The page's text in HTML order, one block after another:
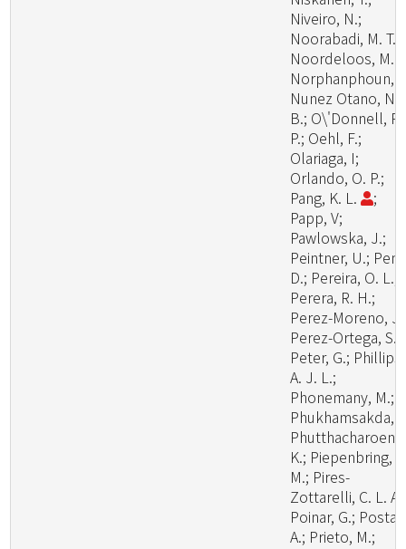
Niveiro, N.;
Noorabadi, M. T.;
Noordeloos, M.
Norphanphoun,
Nunez Otano, N.
B.; O\'Donnell, R.
P.; Oehl, F.;
Olariaga, I;
Orlando, O. P.;
Pang, K. L.
;
Papp, V;
Pawlowska, J.;
Peintner, U.;
D.; Pereira, O. L.;
Perera, R. H.;
Perez-Moreno,
Perez-Ortega, S.;
Peter, G.; Phillips,
A. J. L.;
Phonemany, M.;
Phukhamsakda,
Phutthacharoen,
K.; Piepenbring,
M.; Pires-
Zottarelli, C. L. A.;
Poinar, G.; Posta,
A.; Prieto, M.;